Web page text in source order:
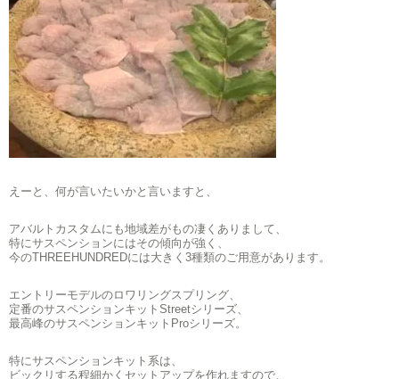
えーと、何が言いたいかと言いますと、
アバルトカスタムにも地域差がもの凄くありまして、
特にサスペンションにはその傾向が強く、
今のTHREEHUNDREDには大きく3種類のご用意があります。
エントリーモデルのロワリングスプリング、
定番のサスペンションキットStreetシリーズ、
最高峰のサスペンションキットProシリーズ。
特にサスペンションキット系は、
ビックリする程細かくセットアップを作れますので、